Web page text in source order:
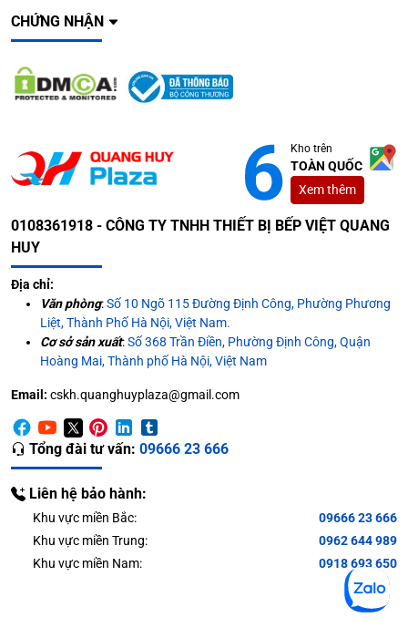
CHỨNG NHẬN
Kho trên
TOÀN QUỐC
Xem thêm
0108361918 - CÔNG TY TNHH THIẾT BỊ BẾP VIỆT QUANG
HUY
Địa chỉ:
Văn phòng:Số 10 Ngõ 115 Đường Định Công, Phường Phương
Liệt, Thành Phố Hà Nội, Việt Nam.
Cơ sở sản xuất:Số 368 Trần Điền, Phường Định Công, Quận
Hoàng Mai, Thành phố Hà Nội, Việt Nam
Email: cskh.quanghuyplaza@gmail.com
Tổng đài tư vấn: 09666 23 666
Liên hệ bảo hành:
Khu vực miền Bắc:
09666 23 666
Khu vực miền Trung:
0962 644 989
Khu vực miền Nam:
0918 693 650